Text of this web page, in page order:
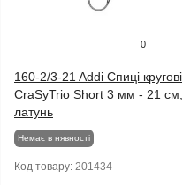
0
160-2/3-21 Addi Спиці кругові
CraSyTrio Short 3 мм - 21 см,
латунь
Немає в нявності
Код товару: 201434